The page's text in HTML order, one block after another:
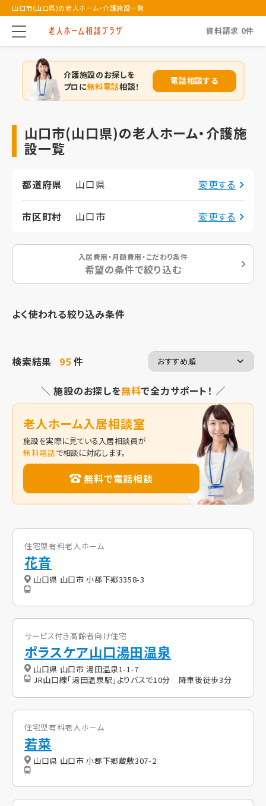
山口市(山口県)の老人ホーム・介護施設一覧
資料請求 0件
介護施設のお探しを
プロに無料電話相談！
電話相談する
山口市(山口県)の老人ホーム・介護施
設一覧
都道府県 山口県 変更する
市区町村 山口市 変更する
入居費用・月額費用・こだわり条件
希望の条件で絞り込む
よく使われる絞り込み条件
検索結果 95件
＼ 施設のお探しを無料で全力サポート！ ／
老人ホーム入居相談室
施設を実際に見ている入居相談員が
無料電話で相談に対応します。
無料で電話相談
住宅型有料老人ホーム
花音
山口県 山口市 小郡下郷3358-3
サービス付き高齢者向け住宅
ポラスケア山口湯田温泉
山口県 山口市 湯田温泉1-1-7
JR山口線「湯田温泉駅」よりバスで10分 降車後徒歩3分
住宅型有料老人ホーム
若菜
山口県 山口市 小郡下郷蔵敷307-2